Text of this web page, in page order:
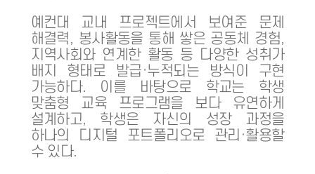
예컨대 교내 프로젝트에서 보여준 문제
해결력, 봉사활동을 통해 쌓은 공동체 경험,
지역사회와 연계한 활동 등 다양한 성취가
배지 형태로 발급·누적되는 방식이 구현
가능하다. 이를 바탕으로 학교는 학생
맞춤형 교육 프로그램을 보다 유연하게
설계하고, 학생은 자신의 성장 과정을
하나의 디지털 포트폴리오로 관리·활용할
수 있다.